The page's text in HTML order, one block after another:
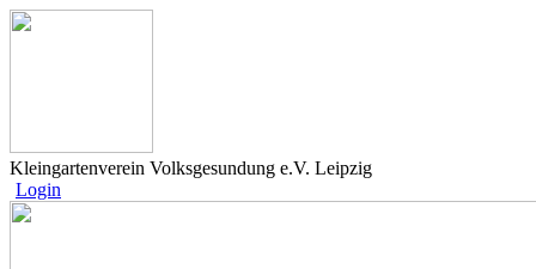
Kleingartenverein Volksgesundung e.V. Leipzig
Login